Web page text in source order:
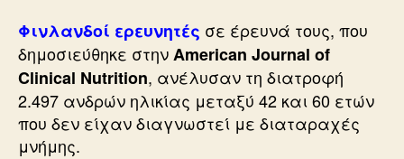
Φινλανδοί ερευνητές σε έρευνά τους, που
δημοσιεύθηκε στηνAmerican Journal of
Clinical Nutrition, ανέλυσαν τη διατροφή
2.497 ανδρών ηλικίας μεταξύ 42 και 60 ετών
που δεν είχαν διαγνωστεί με διαταραχές
μνήμης.